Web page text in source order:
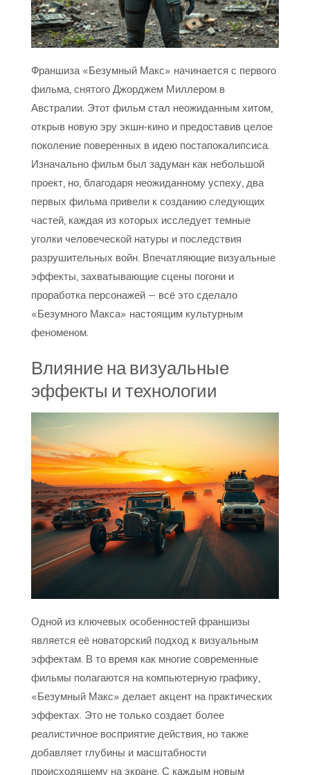
Франшиза «Безумный Макс» начинается с первого
фильма, снятого Джорджем Миллером в
Австралии. Этот фильм стал неожиданным хитом,
открыв новую эру экшн-кино и предоставив целое
поколение поверенных в идею постапокалипсиса.
Изначально фильм был задуман как небольшой
проект, но, благодаря неожиданному успеху, два
первых фильма привели к созданию следующих
частей, каждая из которых исследует темные
уголки человеческой натуры и последствия
разрушительных войн. Впечатляющие визуальные
эффекты, захватывающие сцены погони и
проработка персонажей — всё это сделало
«Безумного Макса» настоящим культурным
феноменом.
Влияние на визуальные
эффекты и технологии
Одной из ключевых особенностей франшизы
является её новаторский подход к визуальным
эффектам. В то время как многие современные
фильмы полагаются на компьютерную графику,
«Безумный Макс» делает акцент на практических
эффектах. Это не только создает более
реалистичное восприятие действия, но также
добавляет глубины и масштабности
происходящему на экране. С каждым новым